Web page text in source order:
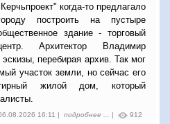
когда-то предлагало
построить на пустыре
здание - торговый
Архитектор Владимир
перебирая архив. Так мог
участок земли, но сейчас его
жилой дом, который
16:11 | подробнее ... | 912